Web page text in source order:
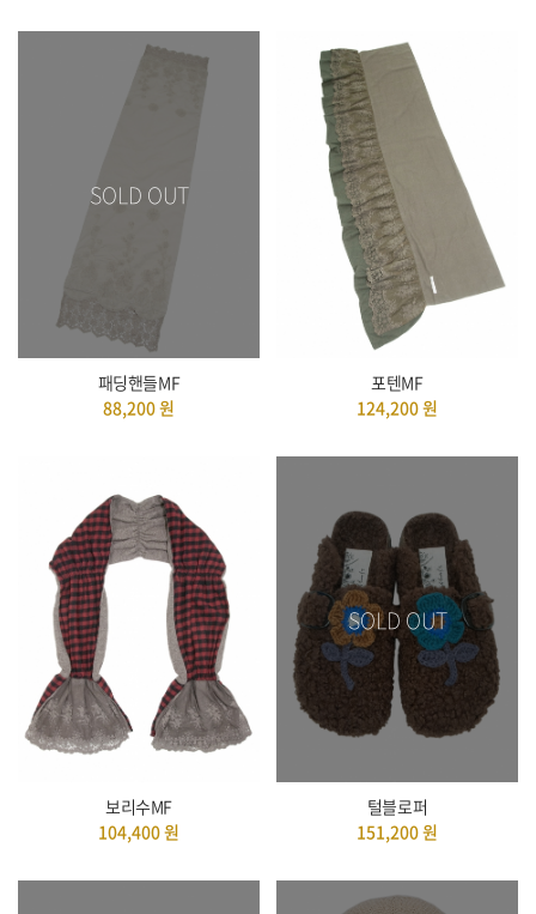
SOLD OUT
패딩핸들MF
88,200원
포텐MF
124,200원
보리수MF
104,400원
SOLD OUT
털블로퍼
151,200원